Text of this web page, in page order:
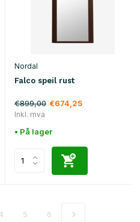
Nordal
Falco speil rust
€899,00 €674,25
Inkl. mva
• På lager
5 6